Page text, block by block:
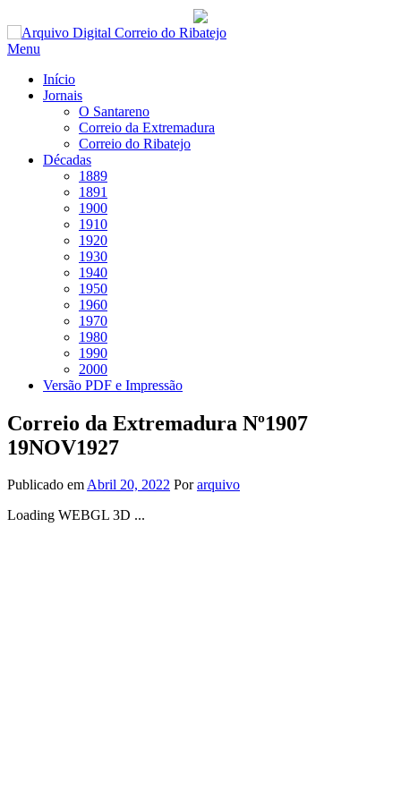
Saltar
para
Menu
Início
Jornais
O Santareno
Correio da Extremadura
Correio do Ribatejo
Décadas
1889
1891
1900
1910
1920
1930
1940
1950
1960
1970
1980
1990
2000
Versão PDF e Impressão
Correio da Extremadura Nº1907
19NOV1927
Publicado emAbril 20, 2022 Porarquivo
Loading WEBGL 3D ...